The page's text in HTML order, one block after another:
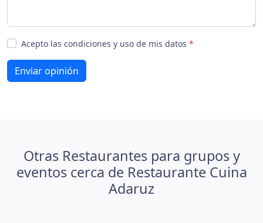
Acepto las condiciones y uso de mis datos *
Enviar opinión
Otras Restaurantes para grupos y
eventos cerca de Restaurante Cuina
Adaruz